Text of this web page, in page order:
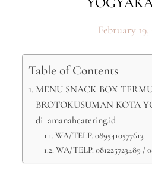
February 19,
Table of Contents
MENU SNACK BOX
BROTOKUSUMAN KOTA
di amanahcatering.id
WA/TELP. 0895410577613
WA/TELP. 081225723489 /